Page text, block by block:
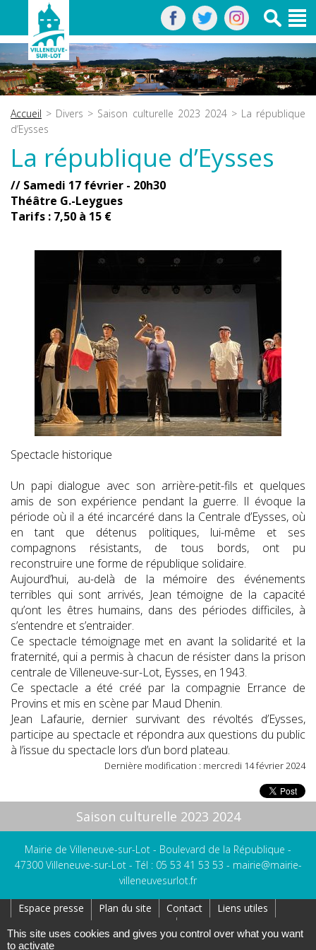
Accueil > Divers > Saison culturelle 2023 2024> La république
d’Eysses
La république d’Eysses
// Samedi 17 février - 20h30
Théâtre G.-Leygues
Tarifs : 7,50 à 15 €
Spectacle historique
Un papi dialogue avec son arrière-petit-fils et quelques
amis de son expérience pendant la guerre. Il évoque la
période où il a été incarcéré dans la Centrale d’Eysses, où
en tant que détenus politiques, lui-même et ses
compagnons résistants, de tous bords, ont pu
reconstruire une forme de république solidaire.
Aujourd’hui, au-delà de la mémoire des événements
terribles qui sont arrivés, Jean témoigne de la capacité
qu’ont les êtres humains, dans des périodes difficiles, à
s’entendre et s’entraider.
Ce spectacle témoignage met en avant la solidarité et la
fraternité, qui a permis à chacun de résister dans la prison
centrale de Villeneuve-sur-Lot, Eysses, en 1943.
Ce spectacle a été créé par la compagnie Errance de
Provins et mis en scène par Maud Dhenin.
Jean Lafaurie, dernier survivant des révoltés d’Eysses,
participe au spectacle et répondra aux questions du public
à l’issue du spectacle lors d’un bord plateau.
Dernière modification : mercredi 14 février 2024
Saison culturelle 2023 2024
Mairie de Villeneuve-sur-Lot - Boulevard de la République -
47300 Villeneuve-sur-Lot - Tél : 05 53 41 53 53 - mairie@mairie-
villeneuvesurlot.fr
Espace presse Plan du site Contact
Liens utiles
This site uses cookies and gives you control over what you want
to activate